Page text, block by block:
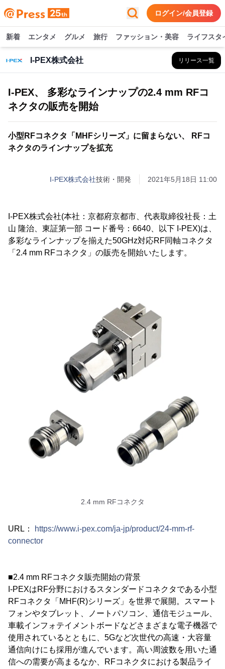
ログイン/会員登録
新着 エンタメ グルメ 旅行 ファッション・美容 ライフスタ
I-PEX株式会社 リリース一覧
I-PEX、 多彩なラインナップの2.4 mm RFコ
ネクタの販売を開始
小型RFコネクタ「MHFシリーズ」に留まらない、 RFコ
ネクタのラインナップを拡充
I-PEX株式会社技術・開発 2021年5月18日 11:00
I-PEX株式会社(本社：京都府京都市、代表取締役社長：土
山 隆治、東証第一部 コード番号：6640、以下 I-PEX)は、
多彩なラインナップを揃えた50GHz対応RF同軸コネクタ
「2.4 mm RFコネクタ」の販売を開始いたします。
2.4 mm RFコネクタ
URL：
https://www.i-pex.com/ja-jp/product/24-mm-rf-
connector
■2.4 mm RFコネクタ販売開始の背景
I-PEXはRF分野におけるスタンダードコネクタである小型
RFコネクタ「MHF(R)シリーズ」を世界で展開。スマート
フォンやタブレット、ノートパソコン、通信モジュール、
車載インフォテイメントボードなどさまざまな電子機器で
使用されているとともに、5Gなど次世代の高速・大容量
通信向けにも採用が進んでいます。高い周波数を用いた通
信への需要が高まるなか、RFコネクタにおける製品ライ